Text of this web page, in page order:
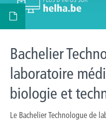
Bachelier
laboratoire
biologie et
Le Bachelier Technologue de